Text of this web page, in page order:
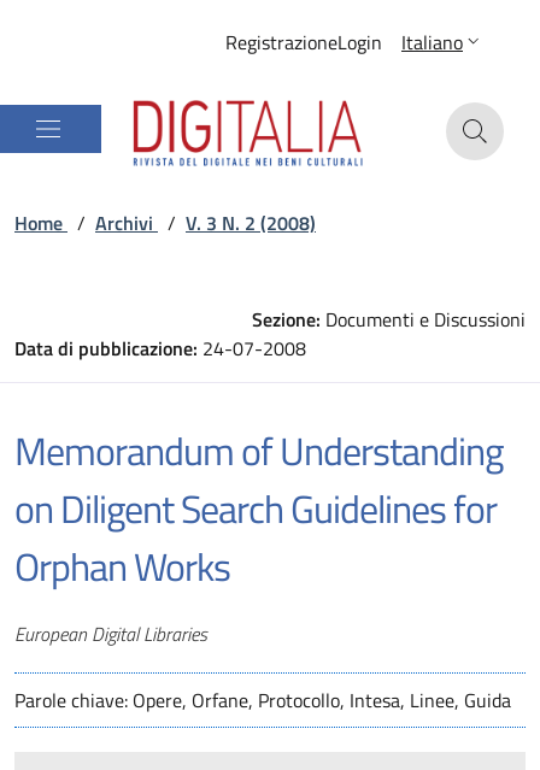
RegistrazioneLogin Italiano
Home / Archivi / V. 3 N. 2 (2008)
Sezione: Documenti e Discussioni
Data di pubblicazione: 24-07-2008
Memorandum of Understanding
on Diligent Search Guidelines for
Orphan Works
Autori
European Digital Libraries
Parole chiave: Opere, Orfane, Protocollo, Intesa, Linee, Guida